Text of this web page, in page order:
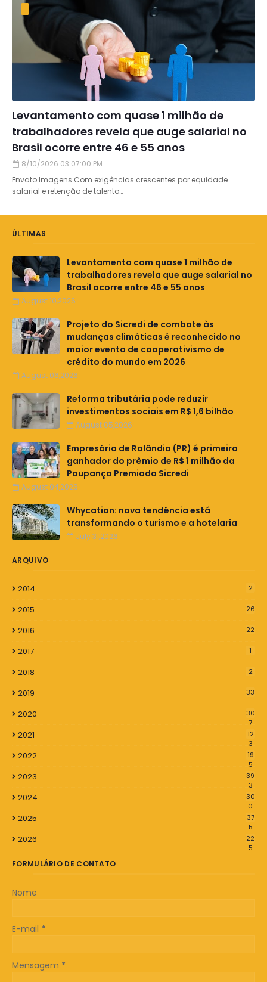
Levantamento com quase 1 milhão de
trabalhadores revela que auge salarial no
Brasil ocorre entre 46 e 55 anos
8/10/2026 03:07:00 PM
Envato Imagens Com exigências crescentes por equidade
salarial e retenção de talento…
ÚLTIMAS
Levantamento com quase 1 milhão de
trabalhadores revela que auge salarial no
Brasil ocorre entre 46 e 55 anos
August 10,2026
Projeto do Sicredi de combate às
mudanças climáticas é reconhecido no
maior evento de cooperativismo de
crédito do mundo em 2026
August 06,2026
Reforma tributária pode reduzir
investimentos sociais em R$ 1,6 bilhão
August 05,2026
Empresário de Rolândia (PR) é primeiro
ganhador do prêmio de R$ 1 milhão da
Poupança Premiada Sicredi
August 04,2026
Whycation: nova tendência está
transformando o turismo e a hotelaria
July 31,2026
ARQUIVO
2014 2
2015 26
2016 22
2017 1
2018 2
2019 33
2020
30
7
2021
12
3
2022
19
5
2023
39
3
2024
30
0
2025
37
5
2026
22
5
FORMULÁRIO DE CONTATO
Nome
E-mail *
Mensagem *